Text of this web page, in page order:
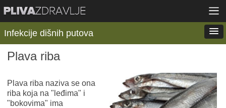
Infekcije dišnih putova
Plava riba
Plava riba naziva se ona
riba koja na "leđima" i
"bokovima" ima